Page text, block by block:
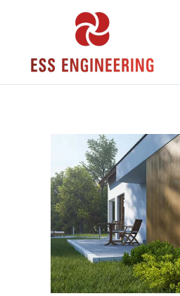
Skip to main content